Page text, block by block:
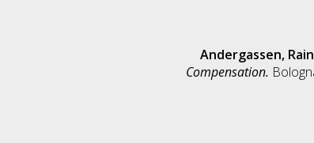
Andergassen,
Compensation.